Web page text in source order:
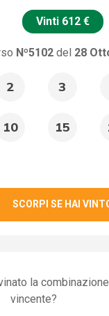
Vinti 612 €
Nº5102del 28
2 3
10 15
SCORPI SE HAI
la combinazione
vincente?